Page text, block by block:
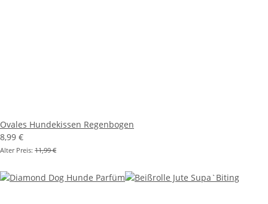
Ovales Hundekissen Regenbogen
8,99 €
Alter Preis: 11,99 €